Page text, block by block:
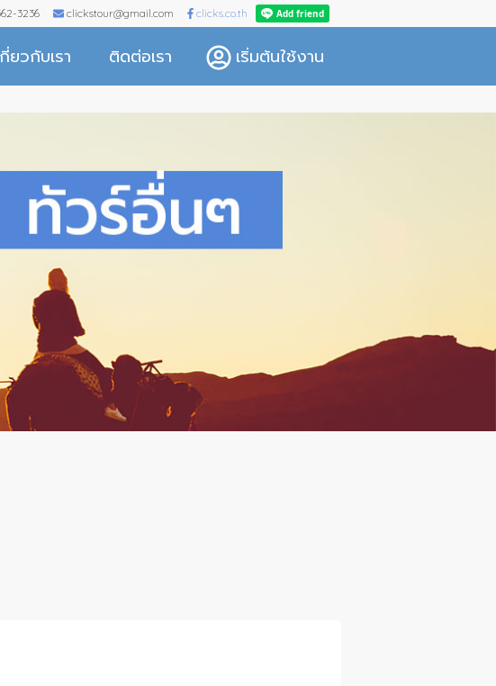
3236 clickstour@gmail.com clicks.co.th
เริ่มต้นใช้งาน
กี่ยวกับเรา ติดต่อเรา